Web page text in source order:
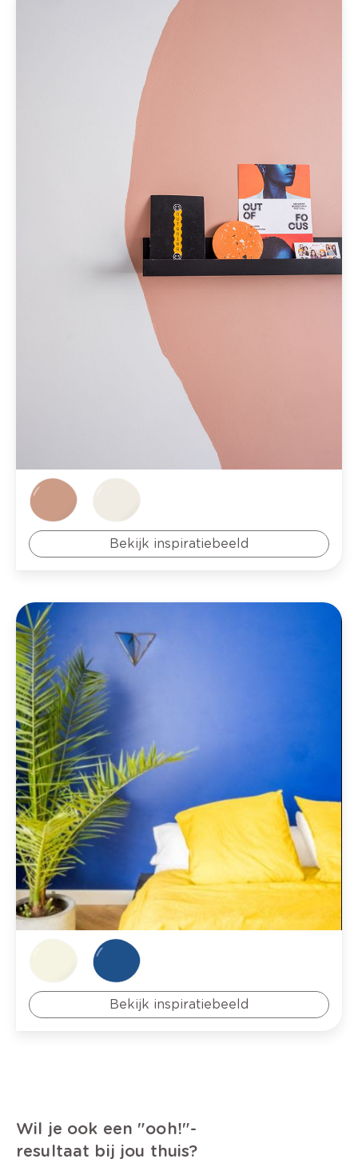
Bekijk inspiratiebeeld
Bekijk inspiratiebeeld
Wil je ook een "ooh!"-
resultaat bij jou thuis?